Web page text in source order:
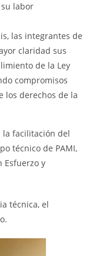
labor
las integrantes de
claridad sus
de la Ley
compromisos
los derechos de la
la facilitación del
técnico de PAMI,
Esfuerzo y
técnica, el